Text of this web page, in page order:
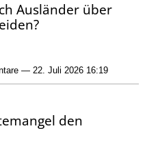
Ausländer über
— 22. Juli 2026 16:19
den